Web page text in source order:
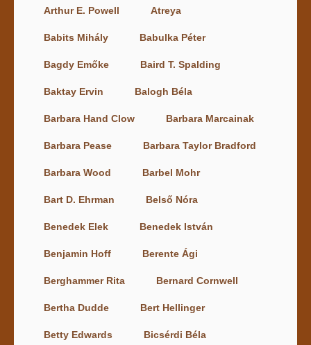
Arthur E. Powell Atreya
Babits Mihály Babulka Péter
Bagdy Emőke Baird T. Spalding
Baktay Ervin Balogh Béla
Barbara Hand Clow Barbara Marcainak
Barbara Pease Barbara Taylor Bradford
Barbara Wood Barbel Mohr
Bart D. Ehrman Belső Nóra
Benedek Elek Benedek István
Benjamin Hoff Berente Ági
Berghammer Rita Bernard Cornwell
Bertha Dudde Bert Hellinger
Betty Edwards Bicsérdi Béla